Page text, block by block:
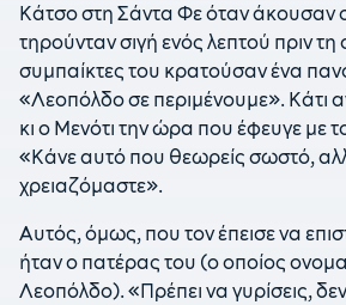
Κάτσο στη Σάντα Φε όταν άκουσαν
τηρούνταν σιγή ενός λεπτού πριν τη
συμπαίκτες του κρατούσαν ένα
«Λεοπόλδο σε περιμένουμε». Κάτι
κι ο Μενότι την ώρα που έφευγε με
«Κάνε αυτό που θεωρείς σωστό,
χρειαζόμαστε».
Αυτός, όμως, που τον έπεισε να
ήταν ο πατέρας του (ο οποίος
Λεοπόλδο). «Πρέπει να γυρίσεις,